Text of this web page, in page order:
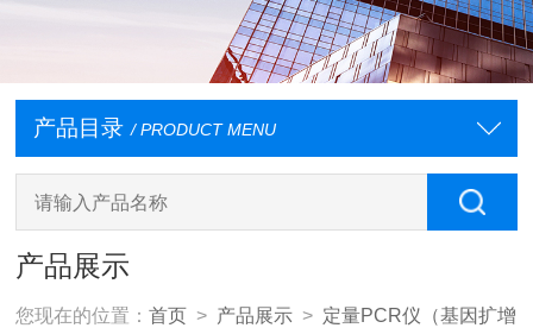
产品目录 / PRODUCT MENU
产品展示
您现在的位置：首页 > 产品展示 > 定量PCR仪（基因扩增